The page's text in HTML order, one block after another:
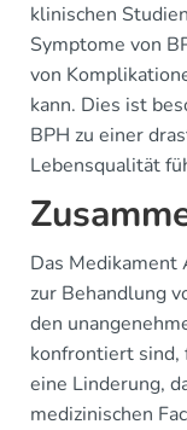
klinischen
Symptome von
von
kann. Dies ist
BPH zu einer
Lebensqualität
Das
zur Behandlung
den
konfrontiert sind,
eine Linderung,
medizinischen